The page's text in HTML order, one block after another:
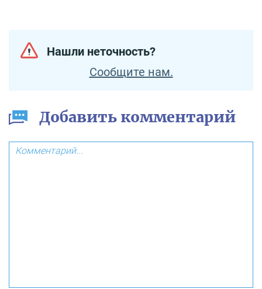
Нашли неточность?
Сообщите нам.
Добавить комментарий